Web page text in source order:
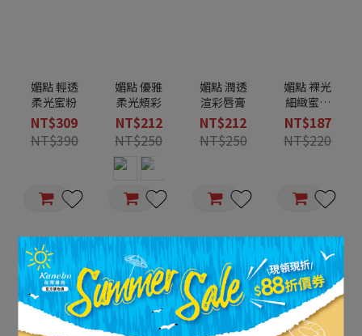
媚點 輕透
柔光蜜粉
NT$309
NT$390
媚點 優雅
柔光頰彩
NT$212
NT$250
媚點 潤透
渲彩唇膏
NT$212
NT$250
媚點 裸光
細緻蜜粉
餅
NT$187
NT$220